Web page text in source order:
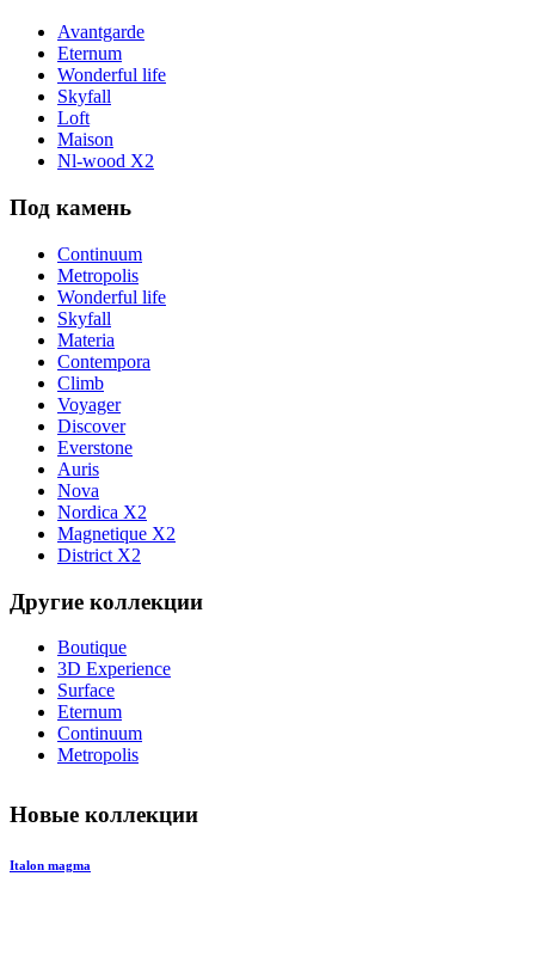
Avantgarde
Eternum
Wonderful life
Skyfall
Loft
Maison
Nl-wood X2
Под камень
Continuum
Metropolis
Wonderful life
Skyfall
Materia
Contempora
Climb
Voyager
Discover
Everstone
Auris
Nova
Nordica X2
Magnetique X2
District X2
Другие коллекции
Boutique
3D Experience
Surface
Eternum
Continuum
Metropolis
Новые коллекции
Italon magma